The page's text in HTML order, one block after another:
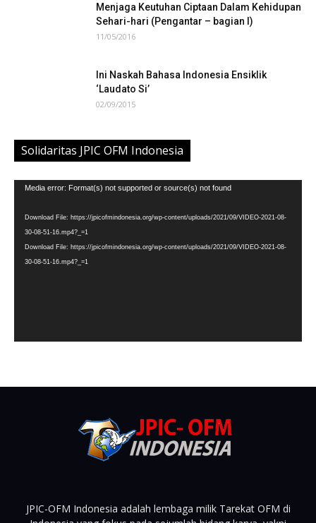
Menjaga Keutuhan Ciptaan Dalam Kehidupan
Sehari-hari (Pengantar – bagian I)
11/05/2016
Ini Naskah Bahasa Indonesia Ensiklik
‘Laudato Si’
02/09/2015
Solidaritas JPIC OFM Indonesia
Video
Media error: Format(s) not supported or source(s) not found
Download File: https://jpicofmindonesia.org/wp-content/uploads/2021/09/VIDEO-2021-08-
30-08-51-16.mp4?_=1
Download File: https://jpicofmindonesia.org/wp-content/uploads/2021/09/VIDEO-2021-08-
30-08-51-16.mp4?_=1
JPIC-OFM Indonesia adalah lembaga milik Tarekat OFM di